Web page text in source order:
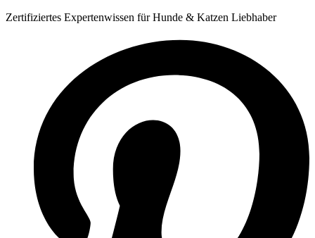
Zum
Zertifiziertes Expertenwissen für Hunde & Katzen Liebhaber